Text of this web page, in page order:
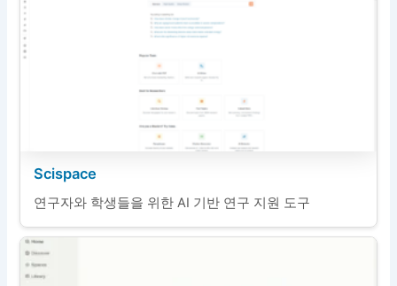
Scispace
연구자와 학생들을 위한 AI 기반 연구 지원 도구